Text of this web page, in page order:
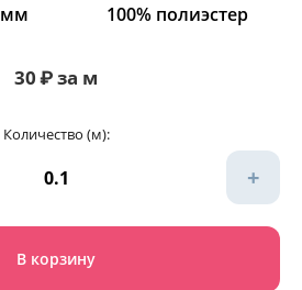
мм 100% полиэстер
30₽за м
Количество (м):
+
В корзину